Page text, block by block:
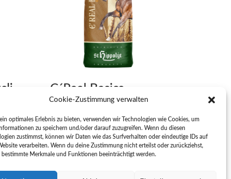
Cookie-Zustimmung verwalten
optimales Erlebnis zu bieten, verwenden wir Technologien wie Cookies, um
zu speichern und/oder darauf zuzugreifen. Wenn du diesen
zustimmst, können wir Daten wie das Surfverhalten oder eindeutige IDs auf
verarbeiten. Wenn du deine Zustimmung nicht erteilst oder zurückziehst,
bestimmte Merkmale und Funktionen beeinträchtigt werden.
C´Real Basics
Dynamic
€15,50 inkl. MwSt